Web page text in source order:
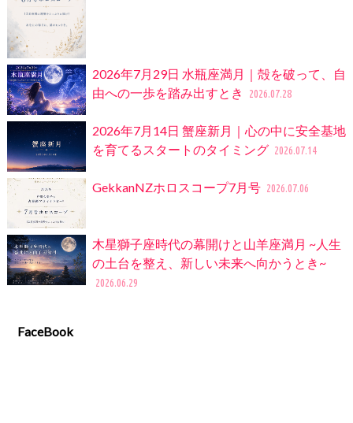
2026年7月29日 水瓶座満月｜殻を破って、自
由への一歩を踏み出すとき
2026.07.28
2026年7月14日 蟹座新月｜心の中に安全基地
を育てるスタートのタイミング 2026.07.14
GekkanNZホロスコープ7月号 2026.07.06
木星獅子座時代の幕開けと山羊座満月 ~人生
の土台を整え、新しい未来へ向かうとき~
2026.06.29
FaceBook